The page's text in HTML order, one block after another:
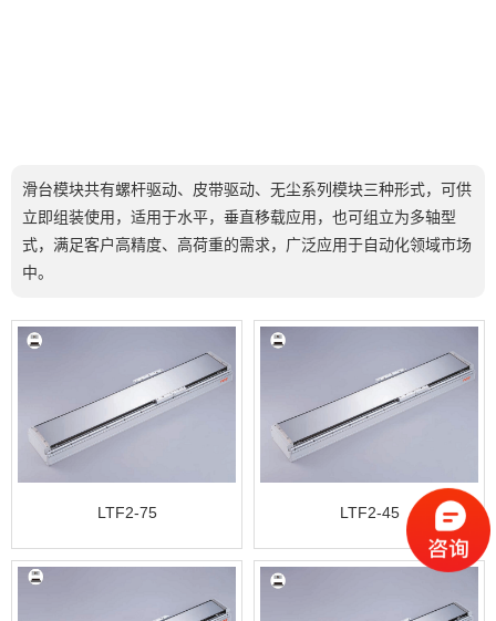
滑台模块共有螺杆驱动、皮带驱动、无尘系列模块三种形式，可供
立即组装使用，适用于水平，垂直移载应用，也可组立为多轴型
式，满足客户高精度、高荷重的需求，广泛应用于自动化领域市场
中。
LTF2-75 LTF2-45